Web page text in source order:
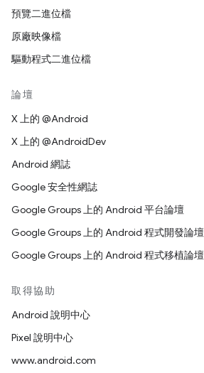
預覽二進位檔
原廠映像檔
驅動程式二進位檔
論壇
X 上的 @Android
X 上的 @AndroidDev
Android 網誌
Google 安全性網誌
Google Groups 上的 Android 平台論壇
Google Groups 上的 Android 程式開發論壇
Google Groups 上的 Android 程式移植論壇
取得協助
Android 說明中心
Pixel 說明中心
www.android.com